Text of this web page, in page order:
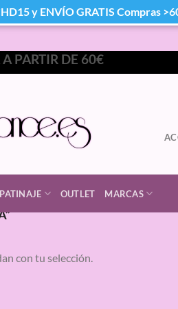
PARTIR DE 60€
PATINAJE OUTLET MARCAS
con tu selección.
y ENVÍO GRATIS Compras